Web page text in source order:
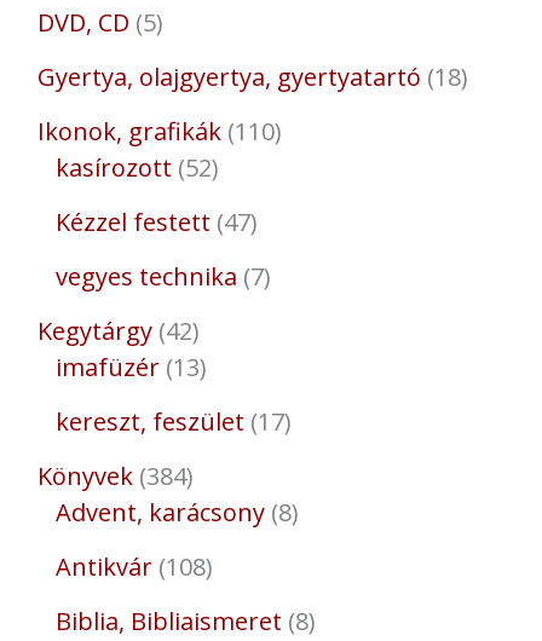
DVD, CD 5
Gyertya, olajgyertya, gyertyatartó 18
Ikonok, grafikák 110
kasírozott 52
Kézzel festett 47
vegyes technika 7
Kegytárgy 42
imafüzér 13
kereszt, feszület 17
Könyvek 384
Advent, karácsony 8
Antikvár 108
Biblia, Bibliaismeret 8